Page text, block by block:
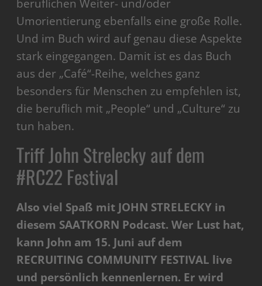
beruflichen Weiter- und/oder
Umorientierung ebenfalls eine große Rolle.
Und im Buch wird auf genau diese Aspekte
stark eingegangen. Damit ist es das Buch
aus der „Café“-Reihe, welches ganz
besonders für Menschen zu empfehlen ist,
die beruflich mit „People“ und „Culture“ zu
tun haben.
Triff John Strelecky auf dem
#RC22 Festival
Also viel Spaß mit JOHN STRELECKY in
diesem SAATKORN Podcast. Wer Lust hat,
kann John am 15. Juni auf dem
RECRUITING COMMUNITY FESTIVAL live
und persönlich kennenlernen. Er wird